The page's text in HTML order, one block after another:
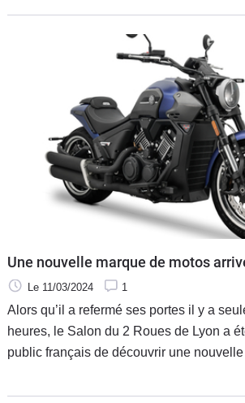
neufs et d’occasion qui épargne plutôt
contraire des cyclomoteurs et des
Une nouvelle marque de motos
Le 11/03/2024 1
Alors qu’il a refermé ses portes il y a
heures, le Salon du 2 Roues de Lyon a
public français de découvrir une
MBP arrive sur le marché avec quatre